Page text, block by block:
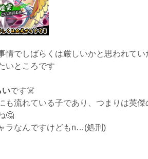
でしばらくは厳しいかと思われて
いところです
いです☠️
流れている子であり、つまりは英
🤔
ラなんですけどもn…(処刑)